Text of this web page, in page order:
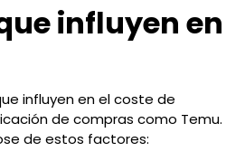
influyen en
influyen en el coste de
de compras como Temu.
de estos factores: